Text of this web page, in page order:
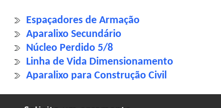
Espaçadores de Armação
Aparalixo Secundário
Núcleo Perdido 5/8
Linha de Vida Dimensionamento
Aparalixo para Construção Civil